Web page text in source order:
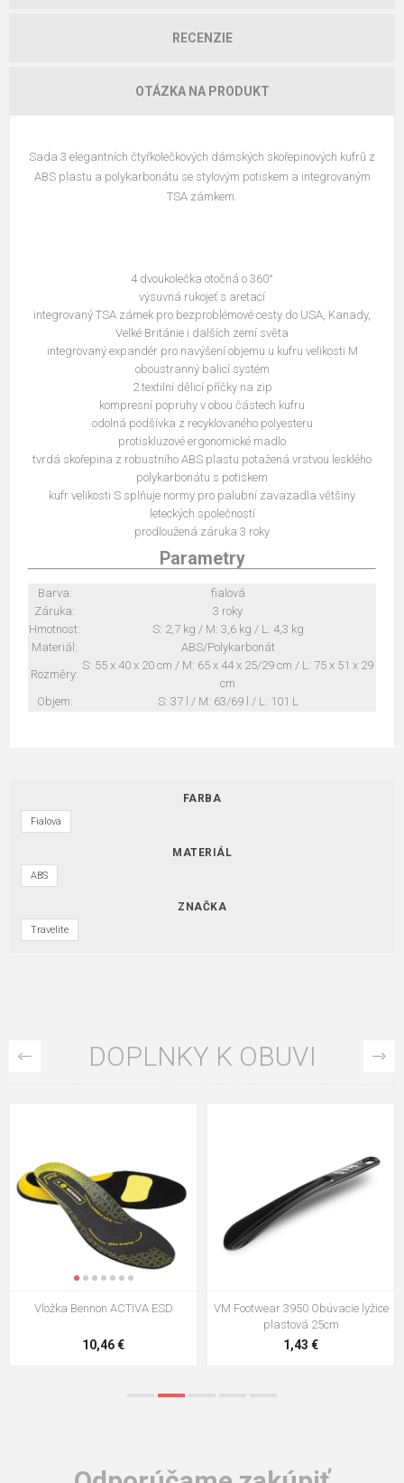
RECENZIE
OTÁZKA NA PRODUKT
Sada 3 elegantních čtyřkolečkových dámských skořepinových kufrů z
ABS plastu a polykarbonátu se stylovým potiskem a integrovaným
TSA zámkem.
4 dvoukolečka otočná o 360°
výsuvná rukojeť s aretací
integrovaný TSA zámek pro bezproblémové cesty do USA, Kanady,
Velké Británie i dalších zemí světa
integrovaný expandér pro navýšení objemu u kufru velikosti M
oboustranný balicí systém
2 textilní dělicí příčky na zip
kompresní popruhy v obou částech kufru
odolná podšívka z recyklovaného polyesteru
protiskluzové ergonomické madlo
tvrdá skořepina z robustního ABS plastu potažená vrstvou lesklého
polykarbonátu s potiskem
kufr velikosti S splňuje normy pro palubní zavazadla většiny
leteckých společností
prodloužená záruka 3 roky
Parametry
Barva:
fialová
Záruka:
3 roky
Hmotnost:
S: 2,7 kg / M: 3,6 kg / L: 4,3 kg
Materiál:
ABS/Polykarbonát
Rozměry:
S: 55 x 40 x 20 cm / M: 65 x 44 x 25/29 cm / L: 75 x 51 x 29
cm
Objem:
S: 37 l / M: 63/69 l / L: 101 L
FARBA
Fialová
MATERIÁL
ABS
ZNAČKA
Travelite
DOPLNKY K OBUVI
Vložka Bennon ACTIVA ESD
10,46 €
VM Footwear 3950 Obúvacie lyžice
plastová 25cm
1,43 €